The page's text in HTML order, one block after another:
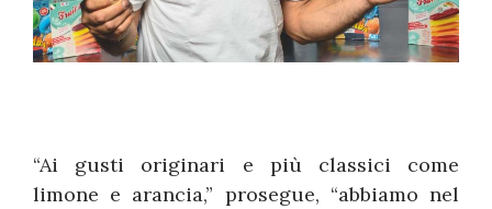
“Ai gusti originari e più classici come
limone e arancia,” prosegue, “abbiamo nel